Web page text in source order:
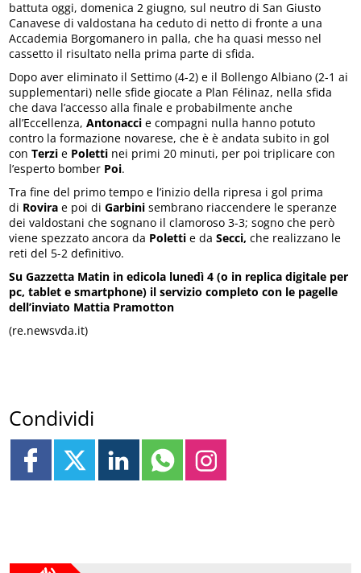
battuta oggi, domenica 2 giugno, sul neutro di San Giusto
Canavese di valdostana ha ceduto di netto di fronte a una
Accademia Borgomanero in palla, che ha quasi messo nel
cassetto il risultato nella prima parte di sfida.
Dopo aver eliminato il Settimo (4-2) e il Bollengo Albiano (2-1 ai
supplementari) nelle sfide giocate a Plan Félinaz, nella sfida
che dava l’accesso alla finale e probabilmente anche
all’Eccellenza,Antonacci e compagni nulla hanno potuto
contro la formazione novarese, che è è andata subito in gol
conTerzi e Poletti nei primi 20 minuti, per poi triplicare con
l’esperto bomber Poi.
Tra fine del primo tempo e l’inizio della ripresa i gol prima
di Rovirae poi diGarbinisembrano riaccendere le speranze
dei valdostani che sognano il clamoroso 3-3; sogno che però
viene spezzato ancora da Poletti e da Secci,che realizzano le
reti del 5-2 definitivo.
Su Gazzetta Matin in edicola lunedì 4 (o in replica digitale per
pc, tablet e smartphone) il servizio completo con le pagelle
dell’inviato Mattia Pramotton
(re.newsvda.it)
Condividi